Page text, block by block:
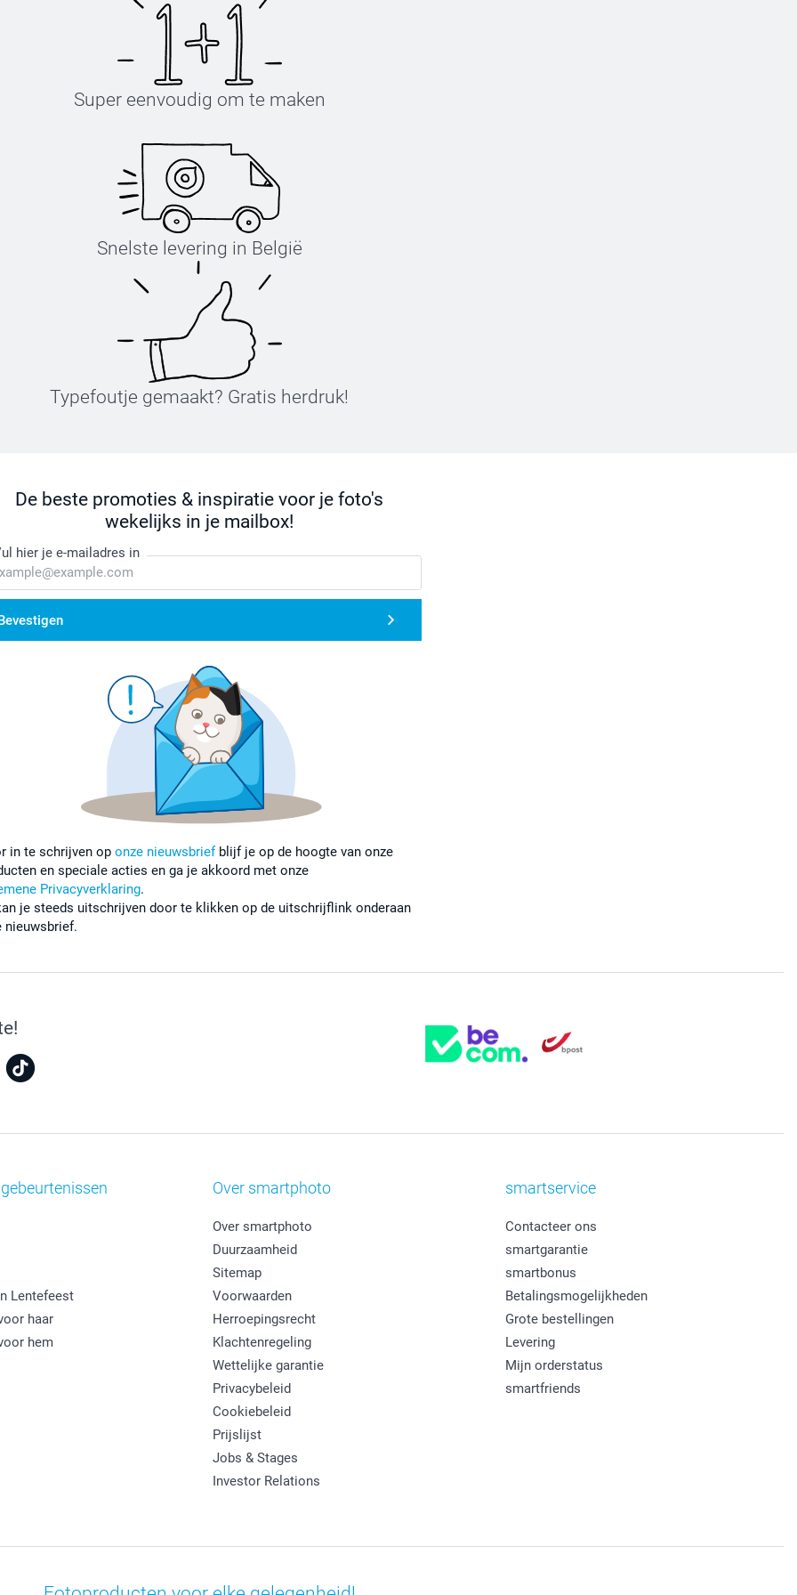
Super eenvoudig om te maken
Snelste levering in België
Typefoutje gemaakt? Gratis herdruk!
De beste promoties & inspiratie voor je foto's
wekelijks in je mailbox!
hier je e-mailadres in
in te schrijven op onze nieuwsbriefblijf je op de hoogte van onze
en speciale acties en ga je akkoord met onze
Privacyverklaring.
je steeds uitschrijven door te klikken op de uitschrijflink onderaan
nieuwsbrief.
Lentefeest
haar
hem
Over smartphoto
Over smartphoto
Duurzaamheid
Sitemap
Voorwaarden
Herroepingsrecht
Klachtenregeling
Wettelijke garantie
Privacybeleid
Cookiebeleid
Prijslijst
Jobs & Stages
Investor Relations
smartservice
Contacteer ons
smartgarantie
smartbonus
Betalingsmogelijkheden
Grote bestellingen
Levering
Mijn orderstatus
smartfriends